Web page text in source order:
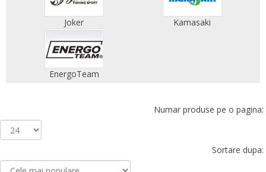
Joker Kamasaki
EnergoTeam
Numar produse pe o pagina:
Sortare dupa: